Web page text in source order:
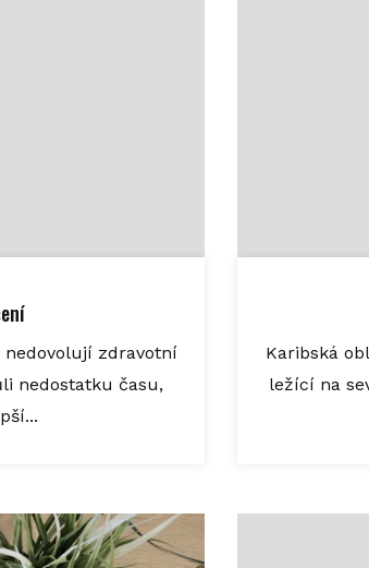
nedovolují zdravotní
nedostatku času,
Karibská
ležící na